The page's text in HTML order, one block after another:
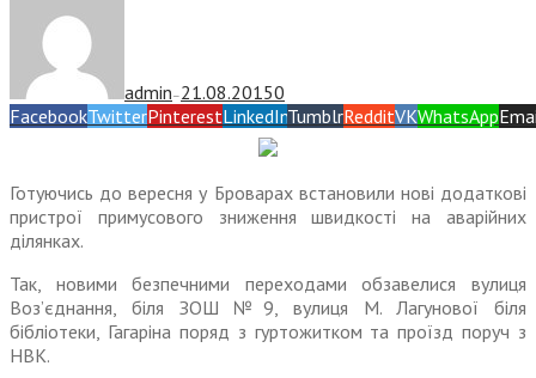
admin — 21.08.20150
FacebookTwitterPinterestLinkedInTumblrRedditVKWhatsApp
Готуючись до вересня у Броварах встановили нові додаткові
пристрої примусового зниження швидкості на аварійних
ділянках.
Так, новими безпечними переходами обзавелися вулиця
Воз’єднання, біля ЗОШ №9, вулиця М. Лагунової біля
бібліотеки, Гагаріна поряд з гуртожитком та проїзд поруч з
НВК.